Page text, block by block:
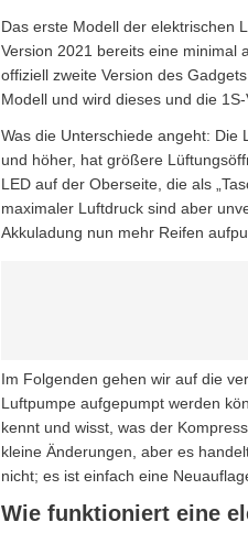
Das erste Modell der elektrischen
Version 2021 bereits eine minimal
offiziell zweite Version des
Modell und wird dieses und die
Was die Unterschiede angeht:
und höher, hat größere
LED auf der Oberseite, die als
maximaler Luftdruck sind aber
Akkuladung nun mehr Reifen
Im Folgenden gehen wir auf die
Luftpumpe aufgepumpt werden
kennt und wisst, was der
kleine Änderungen, aber es
nicht; es ist einfach eine
Wie funktioniert eine